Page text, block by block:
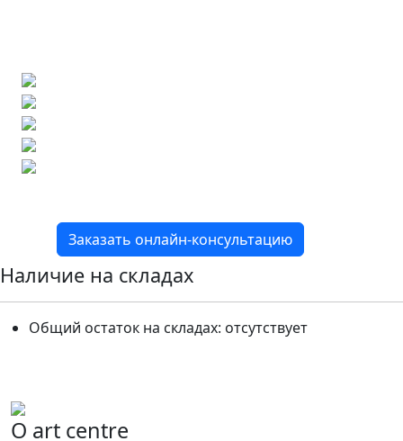
Заказать онлайн-консультацию
Наличие на складах
Общий остаток на складах: отсутствует
О art centre